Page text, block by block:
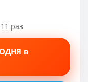
раз
в